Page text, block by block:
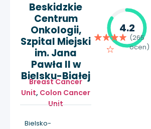
Beskidzkie
Centrum
Onkologii,
Szpital Miejski
im. Jana
Pawła II w
Bielsku-Białej
Breast Cancer
Unit, Colon Cancer
Unit
Bielsko-
4.2
(265
ocen)